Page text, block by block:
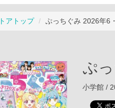
アトップ ぷっちぐみ 2026年6
ぷ
小学館 /